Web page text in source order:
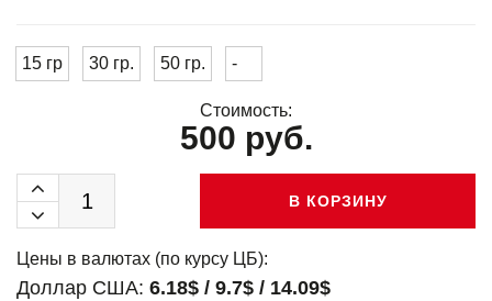
15 гр 30 гр. 50 гр. -
Стоимость:
500 руб.
В КОРЗИНУ
Цены в валютах (по курсу ЦБ):
Доллар США: 6.18$ / 9.7$ / 14.09$